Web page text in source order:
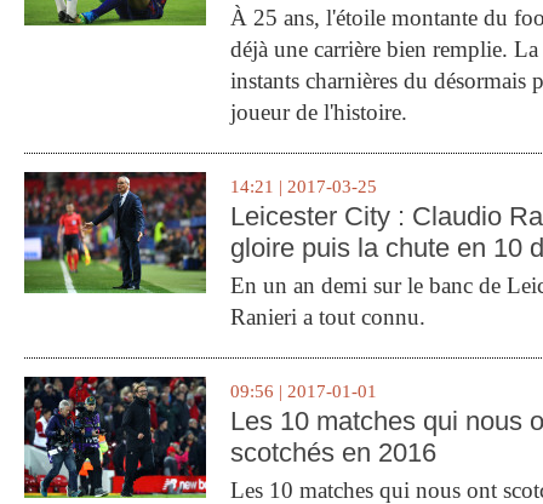
À 25 ans, l'étoile montante du
déjà une carrière bien remplie.
instants charnières du désormais
joueur de l'histoire.
14:21 | 2017-03-25
Leicester City : Claudio
gloire puis la chute en 10
En un an demi sur le banc de
Ranieri a tout connu.
09:56 | 2017-01-01
Les 10 matches qui nous
scotchés en 2016
Les 10 matches qui nous ont